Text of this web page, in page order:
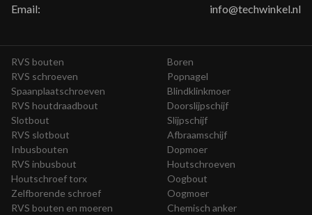
Email: info@techwinkel.nl
RVS bouten
RVS schroeven
Spaanplaatschroeven
RVS houtdraadbout
Slotbout
RVS slotbout
Inbusbouten
RVS inbusbout
Houtschroef torx
Zelfborende schroef
RVS bouten en moeren
Boren
Popnagel
Blindklinkmoer
Doorslijpschijf
Slijpschijf
Afbraamschijf
Dopmoer
Houtschroeven
Oogbout
Oogmoer
Chemisch anker